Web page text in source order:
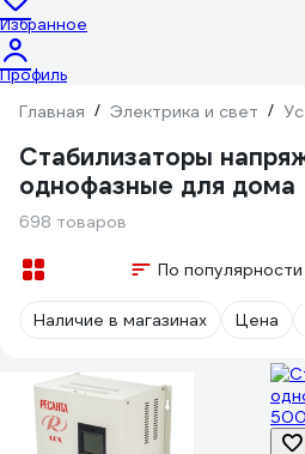
Избранное
Профиль
Главная / Электрика и свет /
Стабилизаторы
однофазные для дома
698 товаров
По популярности
Наличие в магазинах Цена